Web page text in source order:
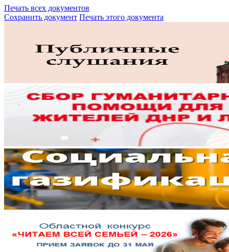
Печать всех документов
Сохранить документ Печать этого документа